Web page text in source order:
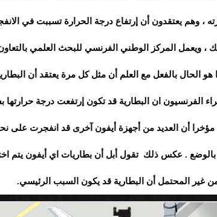
، وهم يعتقدون أن إرتفاع درجة الحرارة تسببت في
، ويعمل المركز الوطني الفرنسي للبحث العلمي
هو الحال بالفعل مع العلم أن مثل كل مرة يعتقد أن
الفرنسيون ان البطارية قد تكون إرتفعت درجة
مؤخرا أن العديد من أجهزة أيفون آخرى قد انفجرت على
. عكس ذلك تقول أبل أن بطاريات اي أيفون يتم
غير المحتمل أن البطارية قد يكون السبب الرئيسي.